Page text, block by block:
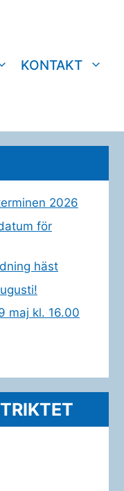
KONTAKT
2026
för
häst
maj kl. 16.00